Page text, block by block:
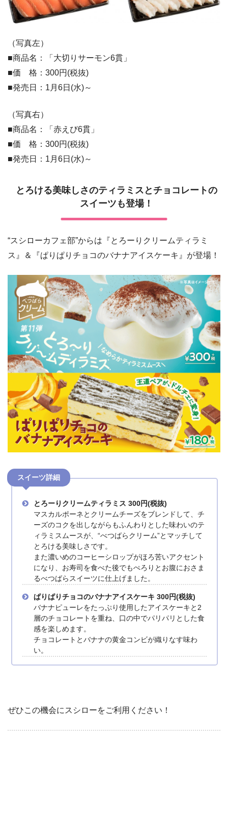
（写真左）
■商品名：「大切りサーモン6貫」
■価 格：300円(税抜)
■発売日：1月6日(水)～
（写真右）
■商品名：「赤えび6貫」
■価 格：300円(税抜)
■発売日：1月6日(水)～
とろける美味しさのティラミスとチョコレートの
スイーツも登場！
“スシローカフェ部”からは『とろーりクリームティラミ
ス』＆『ぱりぱりチョコのバナナアイスケーキ』が登場！
スイーツ詳細
とろーりクリームティラミス 300円(税抜)
マスカルポーネとクリームチーズをブレンドして、チ
ーズのコクを出しながらもふんわりとした味わいのテ
ィラミスムースが、“べつばらクリーム”とマッチして
とろける美味しさです。
また濃いめのコーヒーシロップがほろ苦いアクセント
になり、お寿司を食べた後でもぺろりとお腹におさま
るべつばらスイーツに仕上げました。
ぱりぱりチョコのバナナアイスケーキ 300円(税抜)
バナナピューレをたっぷり使用したアイスケーキと2
層のチョコレートを重ね、口の中でパリパリとした食
感を楽しめます。
チョコレートとバナナの黄金コンビが織りなす味わ
い。
ぜひこの機会にスシローをご利用ください！